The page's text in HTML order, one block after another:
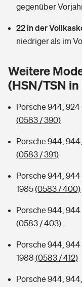
Hochwasser-Check:
Wer versichert was:
Sie haben Fragen?
Hundehalter-
Private
Zur Übersicht
Tools
Kinderunfall-Check:
Sie haben Fragen?
Tools
Wer versichert was:
Sie haben Fragen?
Rentenrechner: Wie
gegenüber
22 in der
niedriger als im
Weitere
(HSN/TSN
Porsche 944, 924
(0583 / 390)
Porsche 944,
(0583 / 391)
Porsche 944, 944
1985(0583 / 400)
Porsche 944, 944
(0583 / 403)
Porsche 944, 944
1988 (0583 / 412)
Porsche 944,